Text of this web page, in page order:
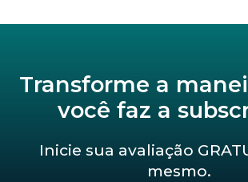
Transforme a
você faz a
Inicie sua avaliação
mesmo.